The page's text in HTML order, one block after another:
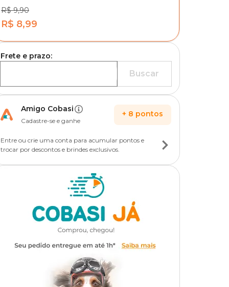
R$ 9,90
R$ 8,99
Frete e prazo:
Buscar
Amigo Cobasi
Cadastre-se e ganhe
+ 8 pontos
Entre ou crie uma conta para acumular pontos e
trocar por descontos e brindes exclusivos.